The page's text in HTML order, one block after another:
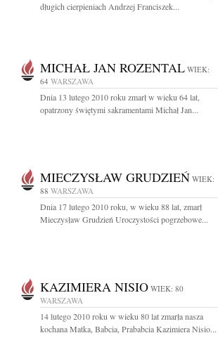
długich cierpieniach Andrzej Franciszek...
MICHAŁ JAN ROZENTAL WIEK:
64 WARSZAWA
Dnia 13 lutego 2010 roku zmarł w wieku 64 lat,
opatrzony świętymi sakramentami Michał Jan...
MIECZYSŁAW GRUDZIEŃ WIEK:
88 WARSZAWA
Dnia 17 lutego 2010 roku, w wieku 88 lat, zmarł
Mieczysław Grudzień Uroczystości pogrzebowe...
KAZIMIERA NISIO WIEK: 80
WARSZAWA
14 lutego 2010 roku w wieku 80 lat zmarła nasza
kochana Matka, Babcia, Prababcia Kazimiera Nisio...